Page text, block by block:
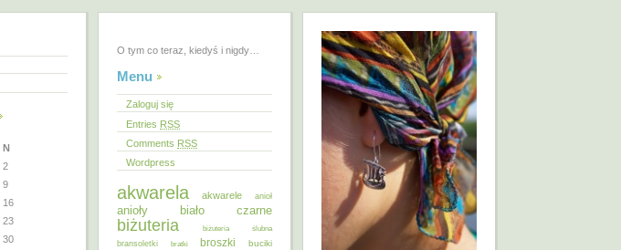
N
2
9
16
23
30
O tym co teraz, kiedyś i nigdy…
Menu
Zaloguj się
Entries RSS
Comments RSS
Wordpress
akwarela akwarele anioł
anioły biało czarne
biżuteria
biżuteria ślubna
bransoletki
bratki broszki buciki